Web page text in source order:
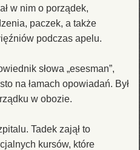
w nim o porządek,
paczek, a także
podczas apelu.
słowa „esesman”,
na łamach opowiadań. Był
w obozie.
Tadek zajął to
kursów, które